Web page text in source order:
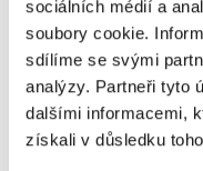
sociálních médií a
soubory cookie.
sdílíme se svými
analýzy. Partneři tyto
dalšími informacemi,
získali v důsledku